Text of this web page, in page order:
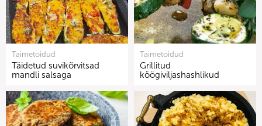
Taimetoidud
Täidetud suvikõrvitsad
mandli salsaga
Taimetoidud
Grillitud
köögiviljashashlikud